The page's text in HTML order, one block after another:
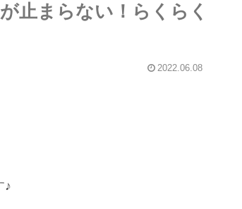
止まらない！らくらく
2022.06.08
♪